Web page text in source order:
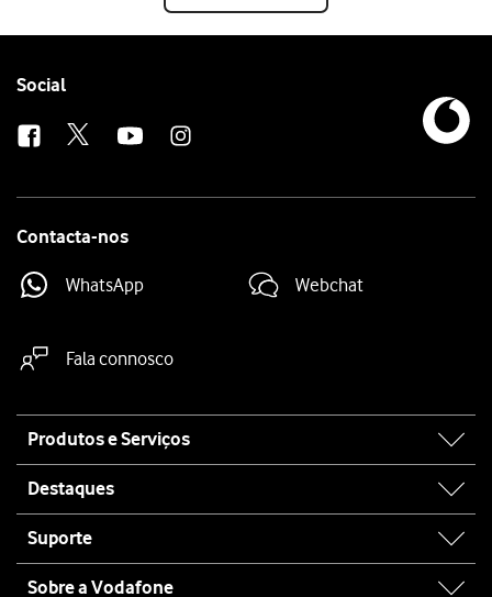
Follow
Social
Contacta-nos
WhatsApp Webchat
Fala connosco
map
Produtos e Serviços
Destaques
Suporte
Sobre a Vodafone